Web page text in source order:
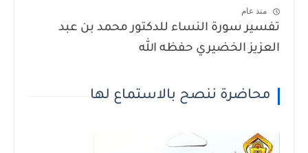
سورة النساء للدكتور محمد بن عبد
الخضيري حفظه الله
ننصح بالاستماع لها